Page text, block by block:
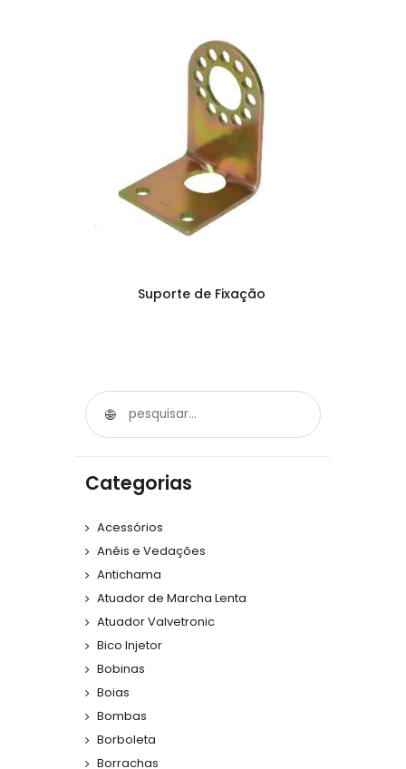
Suporte de Fixação
Categorias
Acessórios
Anéis e Vedações
Antichama
Atuador de Marcha Lenta
Atuador Valvetronic
Bico Injetor
Bobinas
Boias
Bombas
Borboleta
Borrachas